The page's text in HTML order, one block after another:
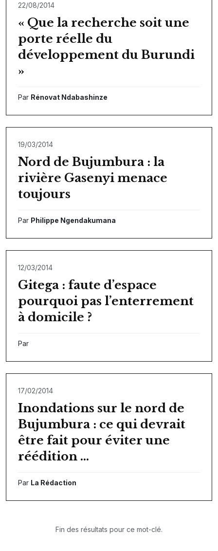
22/08/2014
« Que la recherche soit une
porte réelle du
développement du Burundi
»
Par Rénovat Ndabashinze
19/03/2014
Nord de Bujumbura : la
rivière Gasenyi menace
toujours
Par Philippe Ngendakumana
12/03/2014
Gitega : faute d’espace
pourquoi pas l’enterrement
à domicile ?
Par
17/02/2014
Inondations sur le nord de
Bujumbura : ce qui devrait
être fait pour éviter une
réédition …
Par La Rédaction
Fin des résultats pour ce mot-clé.